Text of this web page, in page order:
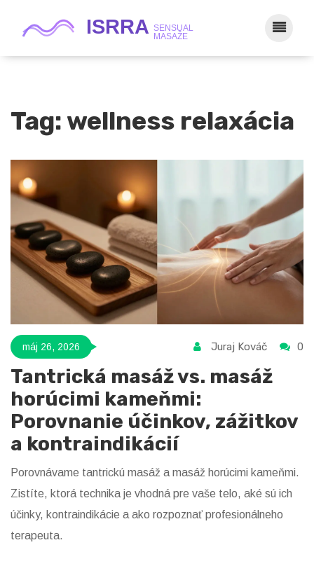
Tag: wellness relaxácia
máj 26, 2026 Juraj Kováč 0
Tantrická masáž vs. masáž
horúcimi kameňmi:
Porovnanie účinkov, zážitkov
a kontraindikácií
Porovnávame tantrickú masáž a masáž horúcimi kameňmi.
Zistíte, ktorá technika je vhodná pre vaše telo, aké sú ich
účinky, kontraindikácie a ako rozpoznať profesionálneho
terapeuta.